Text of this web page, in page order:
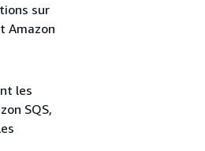
sur
Amazon
les
SQS,